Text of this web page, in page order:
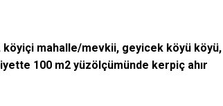
köyiçi mahalle/mevkii, geyicek köyü köyü,
100 m2 yüzölçümünde kerpiç ahır